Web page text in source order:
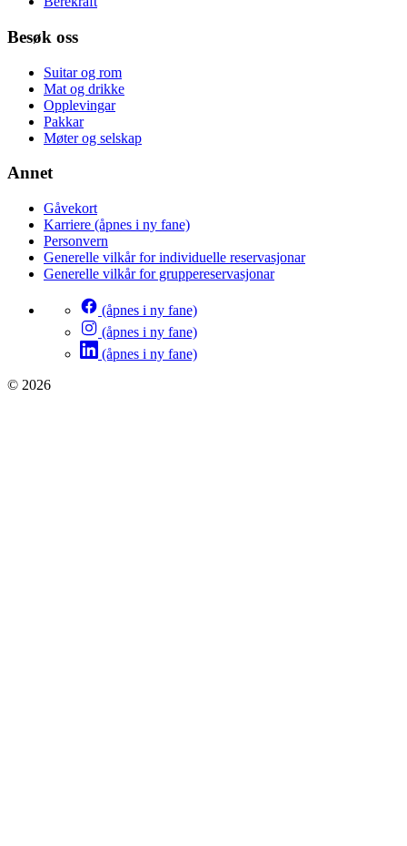
Besøk oss
Suitar og rom
Mat og drikke
Opplevingar
Pakkar
Møter og selskap
Annet
Gåvekort
Karriere (åpnes i ny fane)
Personvern
Generelle vilkår for individuelle reservasjonar
Generelle vilkår for gruppereservasjonar
(åpnes i ny fane)
(åpnes i ny fane)
(åpnes i ny fane)
© 2026